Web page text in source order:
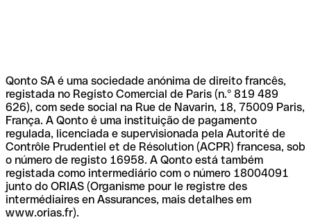
Qonto SA é uma sociedade anónima de direito francês,
registada no Registo Comercial de Paris (n.º 819 489
626), com sede social na Rue de Navarin, 18, 75009 Paris,
França. A Qonto é uma instituição de pagamento
regulada, licenciada e supervisionada pela Autorité de
Contrôle Prudentiel et de Résolution (ACPR) francesa, sob
o número de registo 16958. A Qonto está também
registada como intermediário com o número 18004091
junto do ORIAS (Organisme pour le registre des
intermédiaires en Assurances, mais detalhes em
www.orias.fr).